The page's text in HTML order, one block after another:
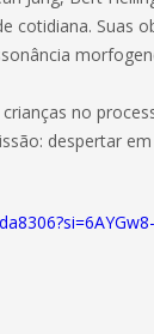
cotidiana. Suas
no
despertar